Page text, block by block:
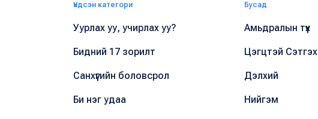
Үндсэн категори
Уурлах уу, учирлах уу?
Бидний 17 зорилт
Санхүүгийн боловсрол
Би нэг удаа
Бусад
Амьдралын түүх
Цэгцтэй Сэтгэх
Дэлхий
Нийгэм